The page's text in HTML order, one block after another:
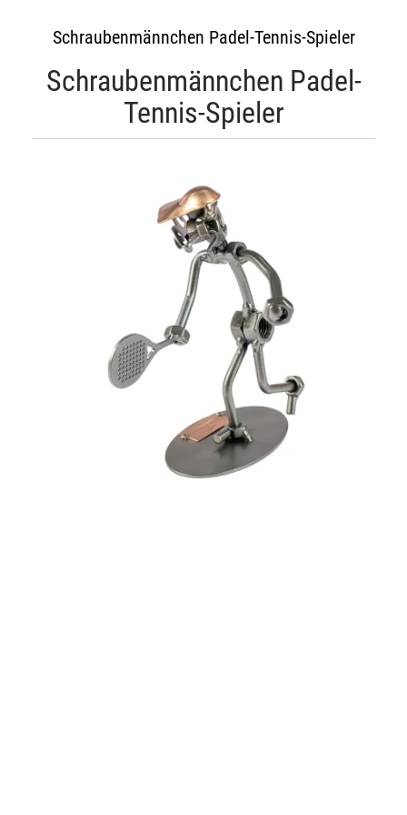
Schraubenmännchen Padel-Tennis-Spieler
Schraubenmännchen Padel-
Tennis-Spieler